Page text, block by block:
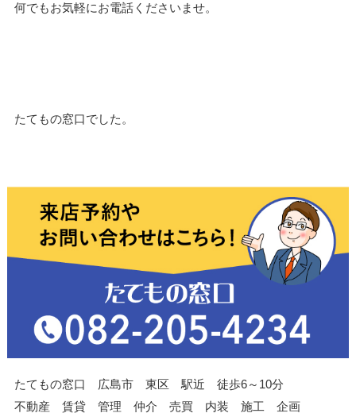
何でもお気軽にお電話くださいませ。
たてもの窓口でした。
たてもの窓口 広島市 東区 駅近 徒歩6～10分
不動産 賃貸 管理 仲介 売買 内装 施工 企画